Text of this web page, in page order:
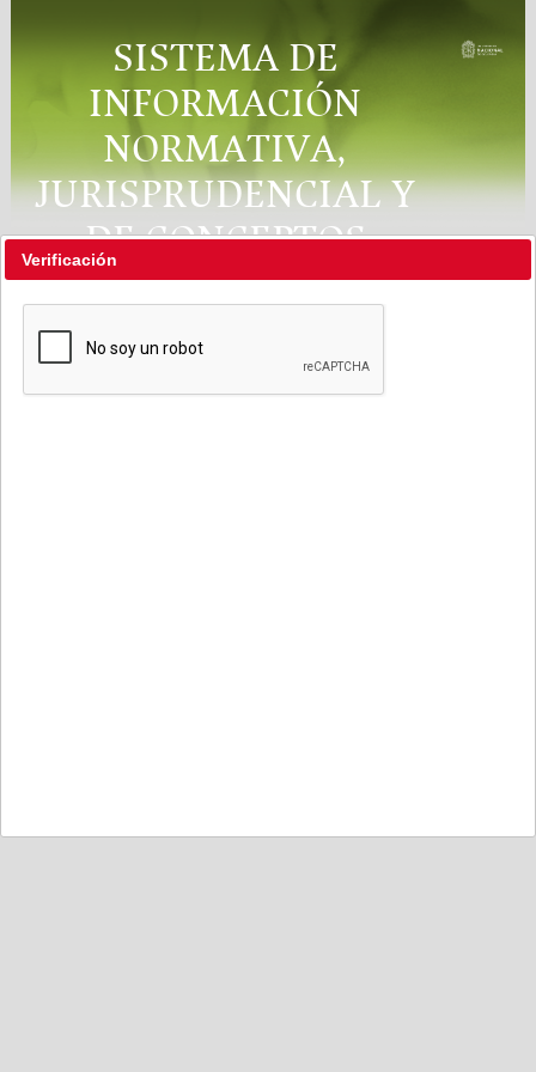
SISTEMA DE
INFORMACIÓN
NORMATIVA,
JURISPRUDENCIAL Y
DE CONCEPTOS
"RÉGIMEN LEGAL"
Verificación